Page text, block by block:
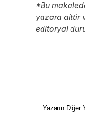
*Bu
yazara aittir
editoryal